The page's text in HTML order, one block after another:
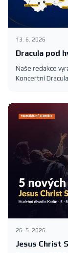
13. 6. 2026
Dracula pod
Naše redakce
Koncertní
26. 5. 2026
Jesus Christ